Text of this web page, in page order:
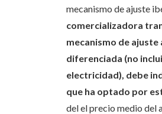
mecanismo de ajuste
comercializadora
mecanismo de
diferenciada (no
electricidad), debe
que ha optado por
del el precio medio del